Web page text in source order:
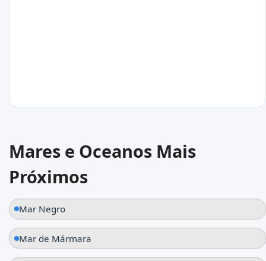
Urzuf
Ucrânia
Mares e Oceanos Mais
Próximos
Mar Negro
Mar de Mármara